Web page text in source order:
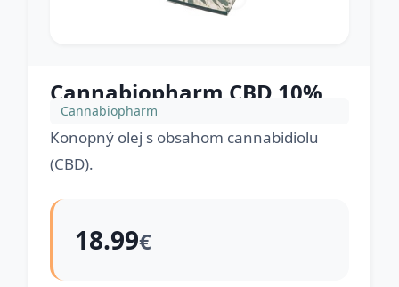
Cannabiopharm CBD 10%
Cannabiopharm
Konopný olej s obsahom cannabidiolu
(CBD).
18.99€